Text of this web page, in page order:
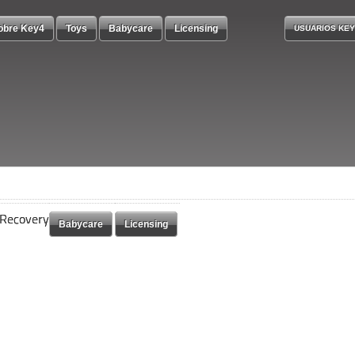
USUARIOS
Babycare Licensing
Babycare Licensing
Key4 Toys Babycare Licensing